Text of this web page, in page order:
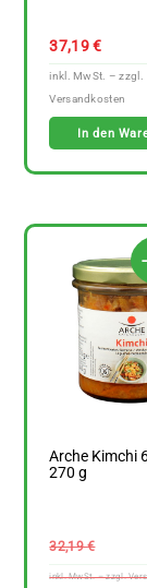
37,19€
In den
Arche Kimchi
270 g
32,19€